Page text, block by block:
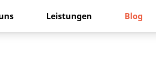
Leistungen Blog